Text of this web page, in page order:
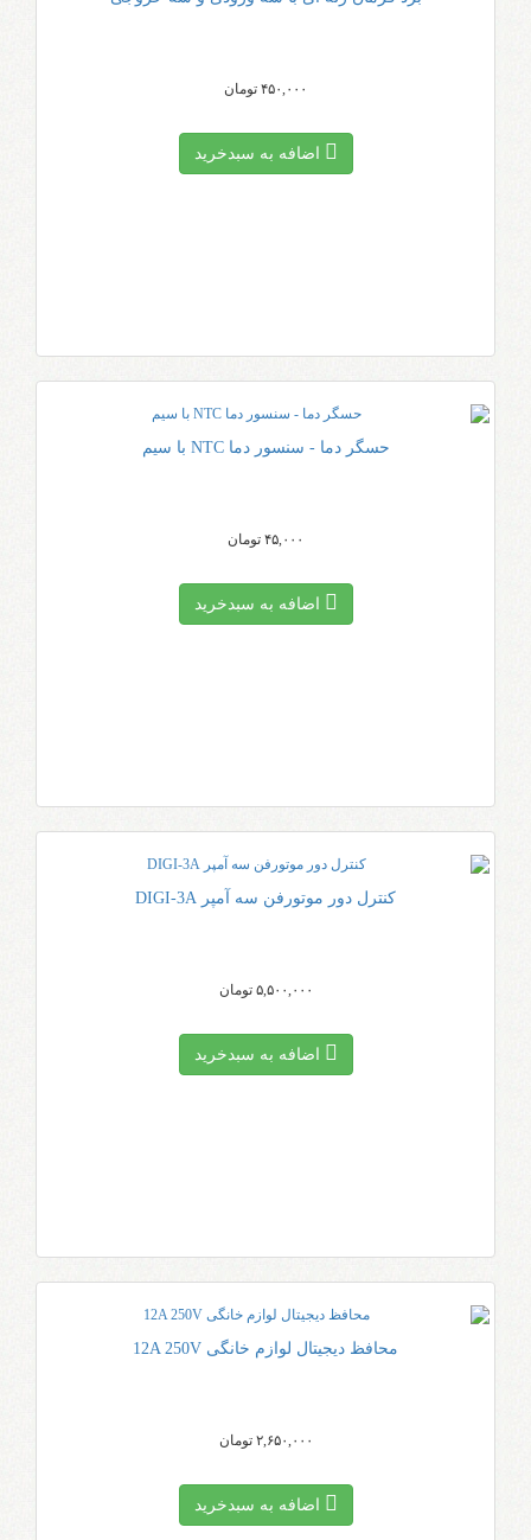
۴۵۰,۰۰۰ تومان
اضافه به سبد‌خرید
حسگر دما - سنسور دما NTC با سیم
۴۵,۰۰۰ تومان
اضافه به سبد‌خرید
کنترل دور موتورفن سه آمپر DIGI-3A
۵,۵۰۰,۰۰۰ تومان
اضافه به سبد‌خرید
محافظ دیجیتال لوازم خانگی 12A 250V
۲,۶۵۰,۰۰۰ تومان
اضافه به سبد‌خرید